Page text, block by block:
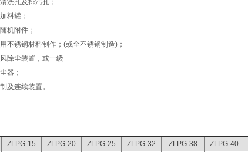
洗孔及排污孔；
料罐；
机附件；
不锈钢材料制作；(或全不锈钢制造)；
除尘装置，或一级
器；
及连续装置。
ZLPG-15 ZLPG-20 ZLPG-25 ZLPG-32 ZLPG-38 ZLPG-40